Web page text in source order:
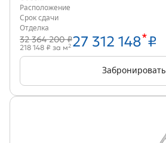
Расположение
Срок сдачи
Отделка
32 364 200 ₽27 312 148*₽
218 148 ₽ за м2
Забронировать